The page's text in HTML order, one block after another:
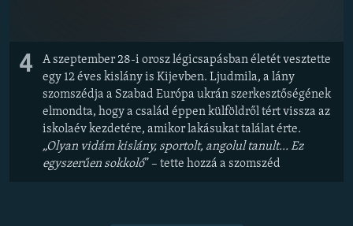
4
A szeptember 28-i orosz légicsapásban életét vesztette
egy 12 éves kislány is Kijevben. Ljudmila, a lány
szomszédja a Szabad Európa ukrán szerkesztőségének
elmondta, hogy a család éppen külföldről tért vissza az
iskolaév kezdetére, amikor lakásukat találat érte.
„Olyan vidám kislány, sportolt, angolul tanult... Ez
egyszerűen sokkoló” – tette hozzá a szomszéd